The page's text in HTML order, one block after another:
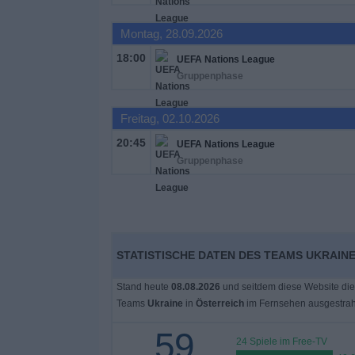
Montag, 28.09.2026
18:00
UEFA Nations League
Gruppenphase
Freitag, 02.10.2026
20:45
UEFA Nations League
Gruppenphase
STATISTISCHE DATEN DES TEAMS
Stand heute 08.08.2026 und seitdem diese Website
Teams Ukraine in Österreichim Fernsehen
59
24 Spiele im Free-TV